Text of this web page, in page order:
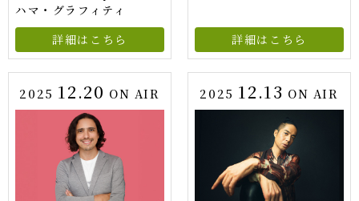
ハマ・グラフィティ
詳細はこちら
詳細はこちら
2025 12.20 ON AIR 2025 12.13 ON AIR